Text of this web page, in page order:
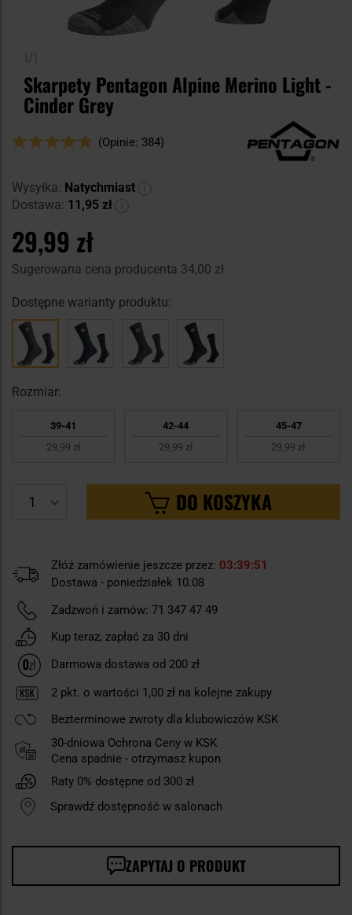
Skarpety Pentagon Alpine Merino Light -
Cinder Grey
Ocena:
(Opinie: 384)
Wysyłka: Natychmiast
Dostawa: 11,95 zł
29,99 zł
Sugerowana cena producenta 34,00 zł
Dostępne warianty produktu:
Rozmiar:
39-41
29,99 zł
42-44
29,99 zł
45-47
29,99 zł
DO KOSZYKA
Złóż zamówienie jeszcze przez: 03 39 50
Dostawa - poniedziałek 10.08
Zadzwoń i zamów: 71 347 47 49
Kup teraz, zapłać za 30 dni
Darmowa dostawa od 200 zł
2 pkt. o wartości 1,00 zł na kolejne zakupy
Bezterminowe zwroty dla klubowiczów KSK
30-dniowa Ochrona Ceny w KSK
Cena spadnie - otrzymasz kupon
Raty 0% dostępne od 300 zł
Sprawdź dostępność w salonach
ZAPYTAJ O PRODUKT